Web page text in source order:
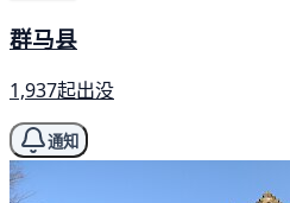
群马县
1,937起出没
通知